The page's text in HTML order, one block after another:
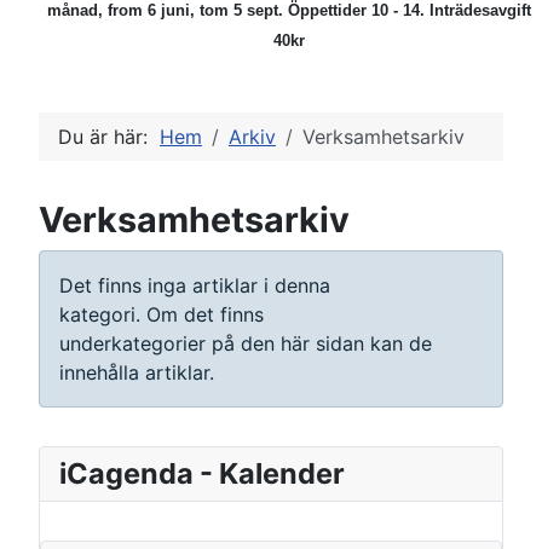
månad, from 6 juni, tom 5 sept. Öppettider 10 - 14. Inträdesavgift
40kr
Du är här: Hem Arkiv Verksamhetsarkiv
Verksamhetsarkiv
Info
Det finns inga artiklar i denna
kategori. Om det finns
underkategorier på den här sidan kan de
innehålla artiklar.
iCagenda - Kalender